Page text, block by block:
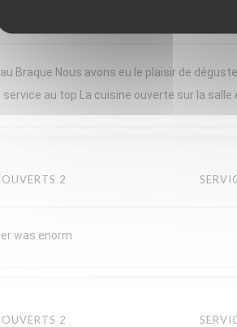
2
Braque Nous avons eu le plaisir de
service au top La cuisine ouverte sur la
2
was enorm
2